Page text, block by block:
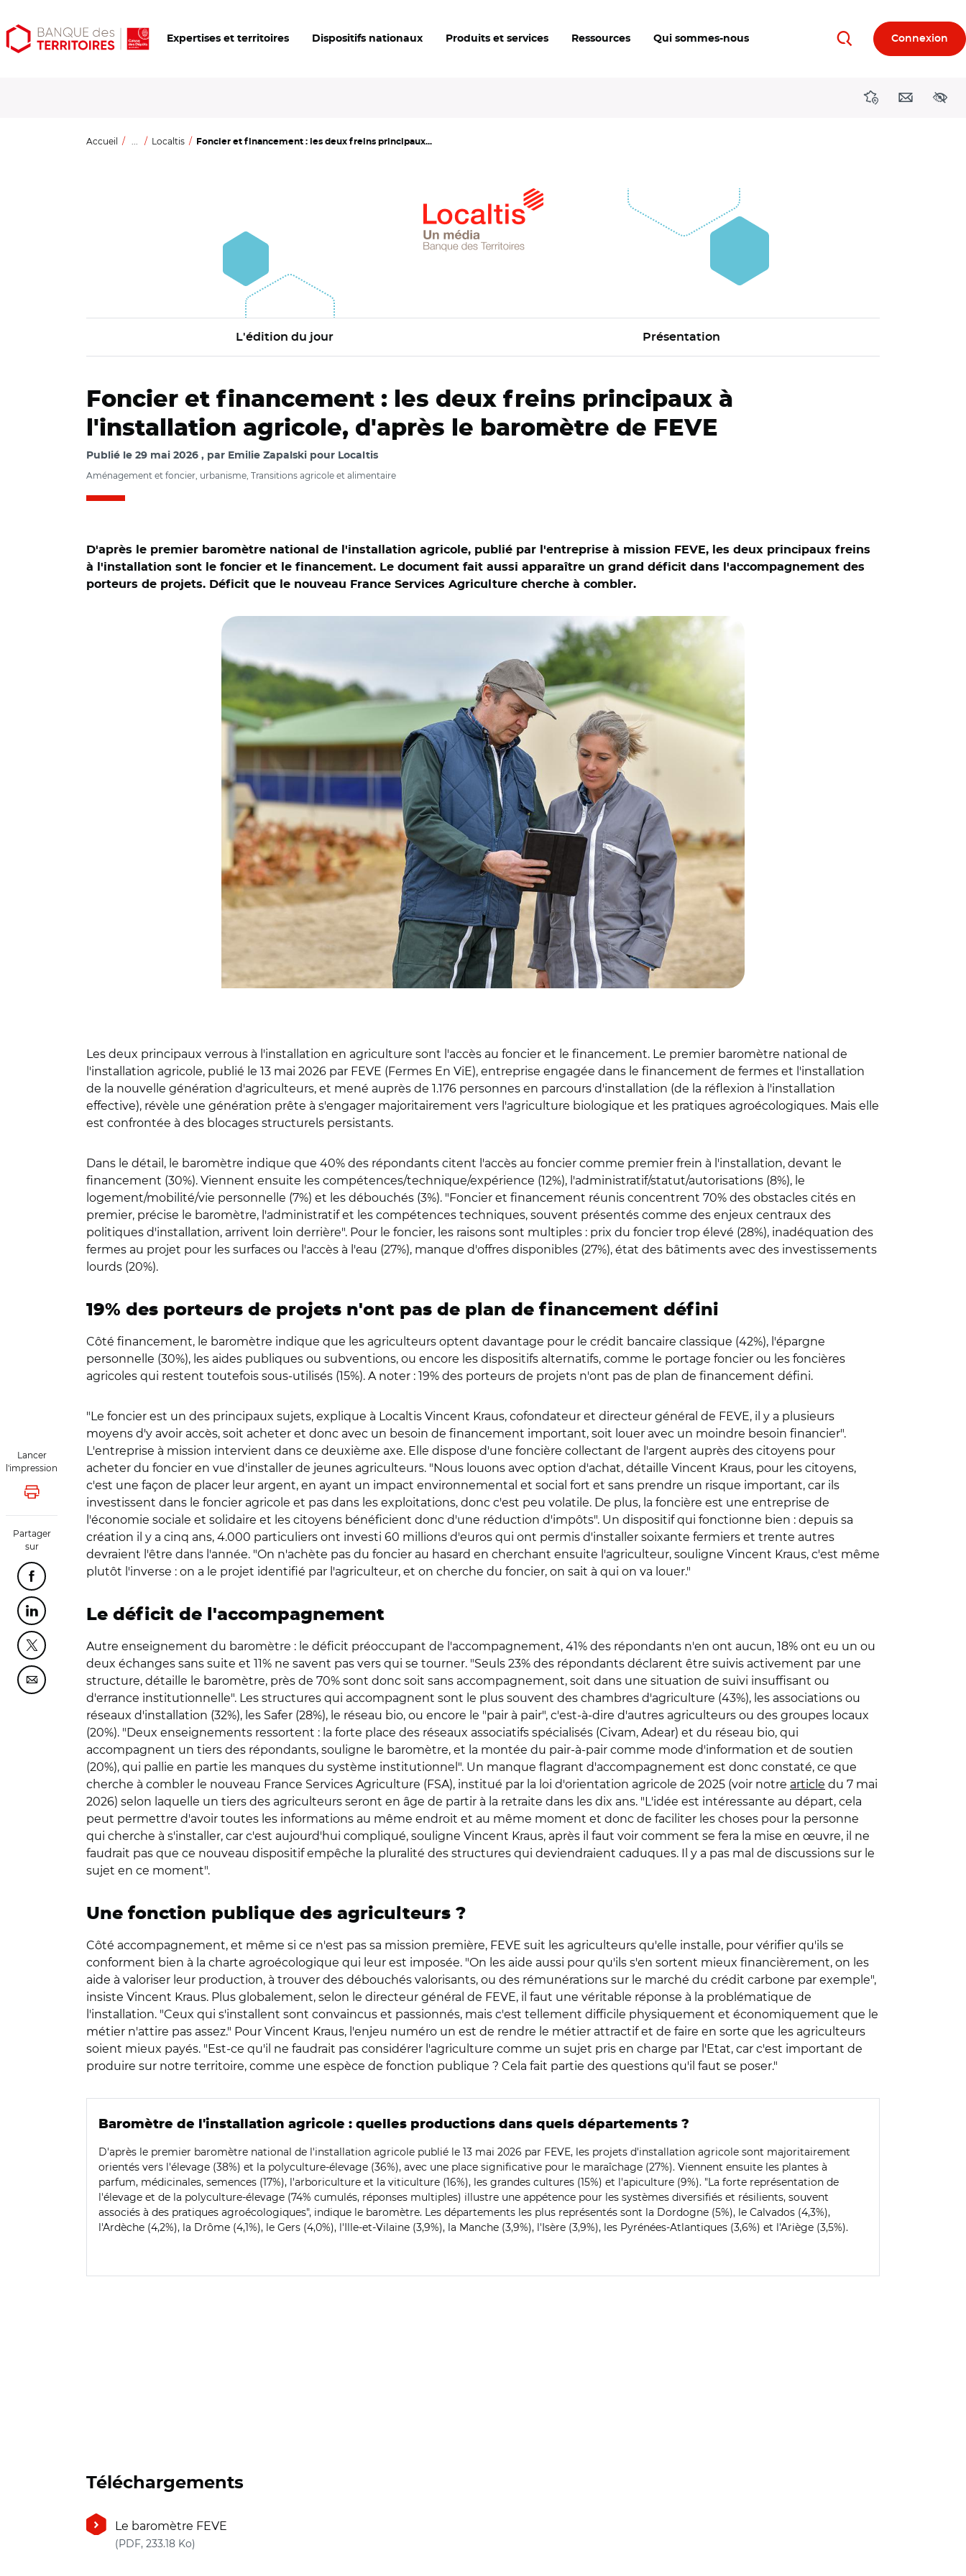
Aller
au
Aller
au
Ouvrir
les
Expertises et territoires Dispositifs nationaux Produits et services Ressources Qui sommes-nous RechercherConnexion
DirectionsContact
Accueil ... Localtis Foncier et financement : les deux freins principaux...
L'édition du jour Présentation
Lancer
l'impression
Lancer l'impression
Partager
sur
Partager cette page sur Facebook
Partager cette page sur Linkedin
Partager cette page sur Twitter
Partager cette page sur Courriel
Foncier et financement : les deux freins principaux à
l'installation agricole, d'après le baromètre de FEVE
Publié le 29 mai 2026 par Emilie Zapalski pour Localtis
Aménagement et foncier, urbanisme, Transitions agricole et alimentaire
D'après le premier baromètre national de l'installation agricole, publié par l'entreprise à mission FEVE, les deux principaux freins
à l'installation sont le foncier et le financement. Le document fait aussi apparaître un grand déficit dans l'accompagnement des
porteurs de projets. Déficit que le nouveau France Services Agriculture cherche à combler.
Les deux principaux verrous à l'installation en agriculture sont l'accès au foncier et le financement. Le premier baromètre national de
l'installation agricole, publié le 13 mai 2026 par FEVE (Fermes En ViE), entreprise engagée dans le financement de fermes et l'installation
de la nouvelle génération d'agriculteurs, et mené auprès de 1.176 personnes en parcours d'installation (de la réflexion à l'installation
effective), révèle une génération prête à s'engager majoritairement vers l'agriculture biologique et les pratiques agroécologiques. Mais elle
est confrontée à des blocages structurels persistants.
Dans le détail, le baromètre indique que 40% des répondants citent l'accès au foncier comme premier frein à l'installation, devant le
financement (30%). Viennent ensuite les compétences/technique/expérience (12%), l'administratif/statut/autorisations (8%), le
logement/mobilité/vie personnelle (7%) et les débouchés (3%). "Foncier et financement réunis concentrent 70% des obstacles cités en
premier, précise le baromètre, l'administratif et les compétences techniques, souvent présentés comme des enjeux centraux des
politiques d'installation, arrivent loin derrière". Pour le foncier, les raisons sont multiples : prix du foncier trop élevé (28%), inadéquation des
fermes au projet pour les surfaces ou l'accès à l'eau (27%), manque d'offres disponibles (27%), état des bâtiments avec des investissements
lourds (20%).
19% des porteurs de projets n'ont pas de plan de financement défini
Côté financement, le baromètre indique que les agriculteurs optent davantage pour le crédit bancaire classique (42%), l'épargne
personnelle (30%), les aides publiques ou subventions, ou encore les dispositifs alternatifs, comme le portage foncier ou les foncières
agricoles qui restent toutefois sous-utilisés (15%). A noter : 19% des porteurs de projets n'ont pas de plan de financement défini.
"Le foncier est un des principaux sujets, explique à Localtis Vincent Kraus, cofondateur et directeur général de FEVE, il y a plusieurs
moyens d'y avoir accès, soit acheter et donc avec un besoin de financement important, soit louer avec un moindre besoin financier".
L'entreprise à mission intervient dans ce deuxième axe. Elle dispose d'une foncière collectant de l'argent auprès des citoyens pour
acheter du foncier en vue d'installer de jeunes agriculteurs. "Nous louons avec option d'achat, détaille Vincent Kraus, pour les citoyens,
c'est une façon de placer leur argent, en ayant un impact environnemental et social fort et sans prendre un risque important, car ils
investissent dans le foncier agricole et pas dans les exploitations, donc c'est peu volatile. De plus, la foncière est une entreprise de
l'économie sociale et solidaire et les citoyens bénéficient donc d'une réduction d'impôts". Un dispositif qui fonctionne bien : depuis sa
création il y a cinq ans, 4.000 particuliers ont investi 60 millions d'euros qui ont permis d'installer soixante fermiers et trente autres
devraient l'être dans l'année. "On n'achète pas du foncier au hasard en cherchant ensuite l'agriculteur, souligne Vincent Kraus, c'est même
plutôt l'inverse : on a le projet identifié par l'agriculteur, et on cherche du foncier, on sait à qui on va louer."
Le déficit de l'accompagnement
Autre enseignement du baromètre : le déficit préoccupant de l'accompagnement, 41% des répondants n'en ont aucun, 18% ont eu un ou
deux échanges sans suite et 11% ne savent pas vers qui se tourner. "Seuls 23% des répondants déclarent être suivis activement par une
structure, détaille le baromètre, près de 70% sont donc soit sans accompagnement, soit dans une situation de suivi insuffisant ou
d'errance institutionnelle". Les structures qui accompagnent sont le plus souvent des chambres d'agriculture (43%), les associations ou
réseaux d'installation (32%), les Safer (28%), le réseau bio, ou encore le "pair à pair", c'est-à-dire d'autres agriculteurs ou des groupes locaux
(20%). "Deux enseignements ressortent : la forte place des réseaux associatifs spécialisés (Civam, Adear) et du réseau bio, qui
accompagnent un tiers des répondants, souligne le baromètre, et la montée du pair-à-pair comme mode d'information et de soutien
(20%), qui pallie en partie les manques du système institutionnel". Un manque flagrant d'accompagnement est donc constaté, ce que
cherche à combler le nouveau France Services Agriculture (FSA), institué par la loi d'orientation agricole de 2025 (voir notre article du 7 mai
2026) selon laquelle un tiers des agriculteurs seront en âge de partir à la retraite dans les dix ans. "L'idée est intéressante au départ, cela
peut permettre d'avoir toutes les informations au même endroit et au même moment et donc de faciliter les choses pour la personne
qui cherche à s'installer, car c'est aujourd'hui compliqué, souligne Vincent Kraus, après il faut voir comment se fera la mise en œuvre, il ne
faudrait pas que ce nouveau dispositif empêche la pluralité des structures qui deviendraient caduques. Il y a pas mal de discussions sur le
sujet en ce moment".
Une fonction publique des agriculteurs ?
Côté accompagnement, et même si ce n'est pas sa mission première, FEVE suit les agriculteurs qu'elle installe, pour vérifier qu'ils se
conforment bien à la charte agroécologique qui leur est imposée. "On les aide aussi pour qu'ils s'en sortent mieux financièrement, on les
aide à valoriser leur production, à trouver des débouchés valorisants, ou des rémunérations sur le marché du crédit carbone par exemple",
insiste Vincent Kraus. Plus globalement, selon le directeur général de FEVE, il faut une véritable réponse à la problématique de
l'installation. "Ceux qui s'installent sont convaincus et passionnés, mais c'est tellement difficile physiquement et économiquement que le
métier n'attire pas assez." Pour Vincent Kraus, l'enjeu numéro un est de rendre le métier attractif et de faire en sorte que les agriculteurs
soient mieux payés. "Est-ce qu'il ne faudrait pas considérer l'agriculture comme un sujet pris en charge par l'Etat, car c'est important de
produire sur notre territoire, comme une espèce de fonction publique ? Cela fait partie des questions qu'il faut se poser."
Baromètre de l'installation agricole : quelles productions dans quels départements ?
D'après le premier baromètre national de l'installation agricole publié le 13 mai 2026 par FEVE, les projets d'installation agricole sont majoritairement
orientés vers l'élevage (38%) et la polyculture-élevage (36%), avec une place significative pour le maraîchage (27%). Viennent ensuite les plantes à
parfum, médicinales, semences (17%), l'arboriculture et la viticulture (16%), les grandes cultures (15%) et l'apiculture (9%). "La forte représentation de
l'élevage et de la polyculture-élevage (74% cumulés, réponses multiples) illustre une appétence pour les systèmes diversifiés et résilients, souvent
associés à des pratiques agroécologiques", indique le baromètre. Les départements les plus représentés sont la Dordogne (5%), le Calvados (4,3%),
l'Ardèche (4,2%), la Drôme (4,1%), le Gers (4,0%), l'Ille-et-Vilaine (3,9%), la Manche (3,9%), l'Isère (3,9%), les Pyrénées-Atlantiques (3,6%) et l'Ariège (3,5%).
Téléchargements
Le baromètre FEVE
(PDF, 233.18 Ko)